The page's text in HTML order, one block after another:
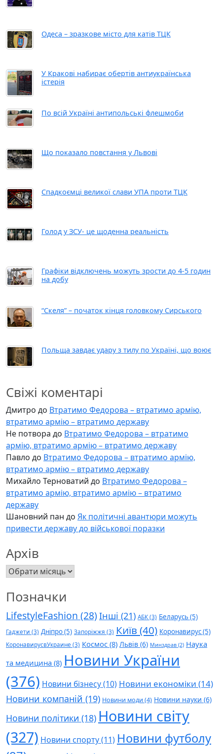
Одеса – зразкове місто для катів ТЦК
У Кракові набирає обертів антиукраїнська
істерія
По всій Україні антипольські флешмоби
Що показало повстання у Львові
Спадкоємці великої слави УПА проти ТЦК
Голод у ЗСУ- це щоденна реальність
Графіки відключень можуть зрости до 4-5 годин
на добу
“Скеля” – початок кінця головкому Сирського
Польща завдає удару з тилу по Україні, що воює
Свіжі коментарі
Дмитро до Втратимо Федорова – втратимо армію,
втратимо армію – втратимо державу
Не потвора до Втратимо Федорова – втратимо
армію, втратимо армію – втратимо державу
Павло до Втратимо Федорова – втратимо армію,
втратимо армію – втратимо державу
Михайло Терноватий до Втратимо Федорова –
втратимо армію, втратимо армію – втратимо
державу
Шановний пан до Як політичні авантюри можуть
привести державу до військової поразки
Архів
Архів
Позначки
LifestyleFashion (28) Інші (21) АБК(3) Беларусь(5)
Гаджети (3) Дніпро(5) Запоріжжя (3) Київ (40) Коронавирус(5)
КоронавирусвУкраине (3) Космос (8) Львів (6) Минздрав (2) Наука
та медицина (8) Новини України
(376) Новини бізнесу(10) Новини економіки (14)
Новини компаній (19) Новини моди (4) Новини науки (6)
Новини політики (18) Новини світу
(327) Новини спорту(11) Новини футболу